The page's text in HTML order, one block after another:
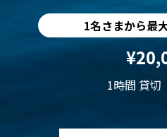
1名さまから最
1時間 貸切